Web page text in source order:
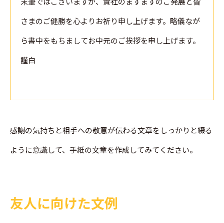
さまのご健勝を心よりお祈り申し上げます。略儀なが
ら書中をもちましてお中元のご挨拶を申し上げます。
謹白
感謝の気持ちと相手への敬意が伝わる文章をしっかりと綴る
ように意識して、手紙の文章を作成してみてください。
友人に向けた文例